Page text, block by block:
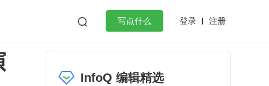
 写点什么 登录 注册
作
微服务架构 flutter
InfoQ 编辑精选